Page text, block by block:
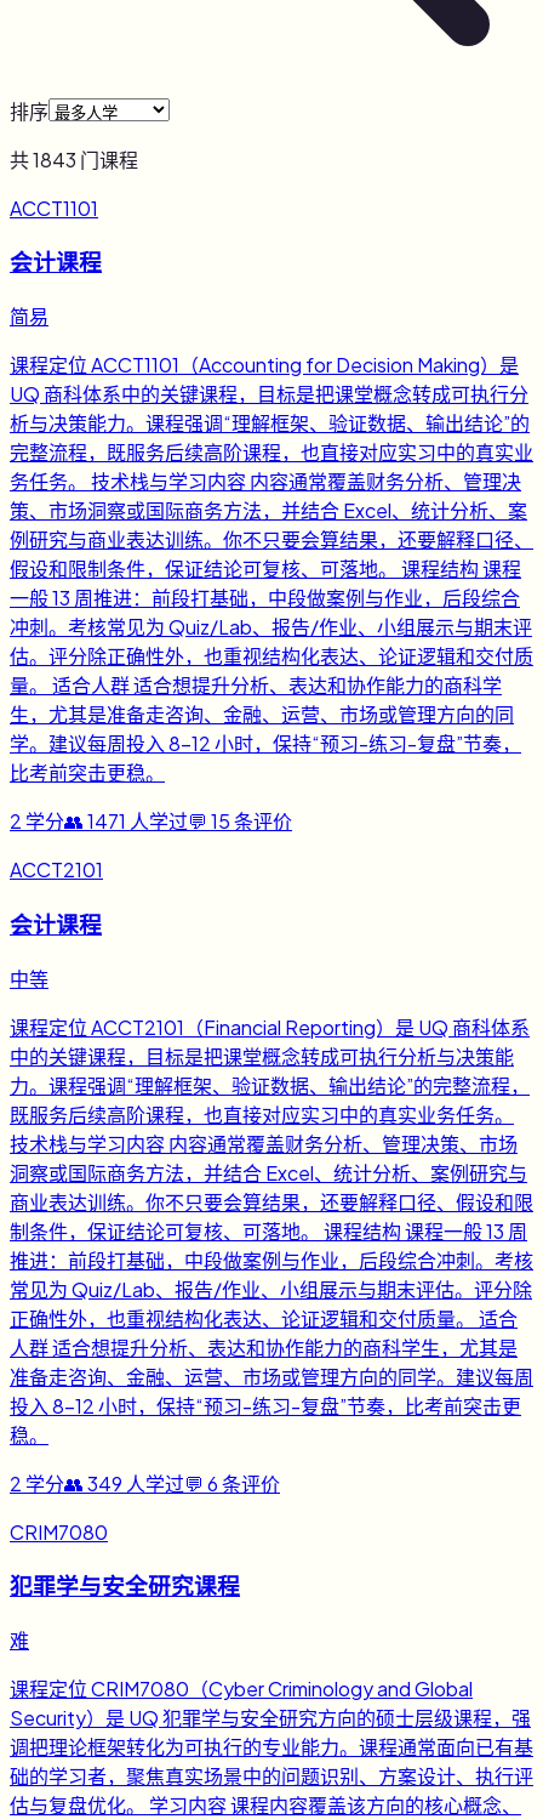
排序
共1843 门课程
ACCT1101
会计课程
简易
课程定位 ACCT1101（Accounting for Decision Making）是
UQ 商科体系中的关键课程，目标是把课堂概念转成可执行分
析与决策能力。课程强调“理解框架、验证数据、输出结论”的
完整流程，既服务后续高阶课程，也直接对应实习中的真实业
务任务。 技术栈与学习内容 内容通常覆盖财务分析、管理决
策、市场洞察或国际商务方法，并结合 Excel、统计分析、案
例研究与商业表达训练。你不只要会算结果，还要解释口径、
假设和限制条件，保证结论可复核、可落地。 课程结构 课程
一般 13 周推进：前段打基础，中段做案例与作业，后段综合
冲刺。考核常见为 Quiz/Lab、报告/作业、小组展示与期末评
估。评分除正确性外，也重视结构化表达、论证逻辑和交付质
量。 适合人群 适合想提升分析、表达和协作能力的商科学
生，尤其是准备走咨询、金融、运营、市场或管理方向的同
学。建议每周投入 8-12 小时，保持“预习-练习-复盘”节奏，
比考前突击更稳。
2 学分👥1471 人学过💬 15条评价
ACCT2101
会计课程
中等
课程定位 ACCT2101（Financial Reporting）是 UQ 商科体系
中的关键课程，目标是把课堂概念转成可执行分析与决策能
力。课程强调“理解框架、验证数据、输出结论”的完整流程，
既服务后续高阶课程，也直接对应实习中的真实业务任务。
技术栈与学习内容 内容通常覆盖财务分析、管理决策、市场
洞察或国际商务方法，并结合 Excel、统计分析、案例研究与
商业表达训练。你不只要会算结果，还要解释口径、假设和限
制条件，保证结论可复核、可落地。 课程结构 课程一般 13 周
推进：前段打基础，中段做案例与作业，后段综合冲刺。考核
常见为 Quiz/Lab、报告/作业、小组展示与期末评估。评分除
正确性外，也重视结构化表达、论证逻辑和交付质量。 适合
人群 适合想提升分析、表达和协作能力的商科学生，尤其是
准备走咨询、金融、运营、市场或管理方向的同学。建议每周
投入 8-12 小时，保持“预习-练习-复盘”节奏，比考前突击更
稳。
2 学分👥349 人学过💬 6条评价
CRIM7080
犯罪学与安全研究课程
难
课程定位 CRIM7080（Cyber Criminology and Global
Security）是 UQ 犯罪学与安全研究方向的硕士层级课程，强
调把理论框架转化为可执行的专业能力。课程通常面向已有基
础的学习者，聚焦真实场景中的问题识别、方案设计、执行评
估与复盘优化。 学习内容 课程内容覆盖该方向的核心概念、